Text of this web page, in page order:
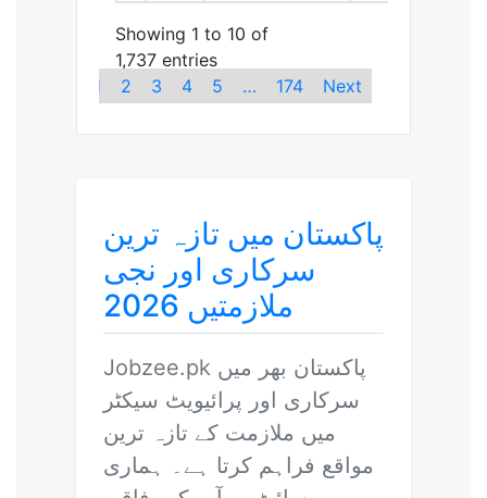
Showing 1 to 10 of
1,737 entries
1 2 3 4 5 … 174 Next
پاکستان میں تازہ ترین
سرکاری اور نجی
ملازمتیں 2026
Jobzee.pk
سرکاری اور پرائیویٹ سیکٹر
میں ملازمت کے تازہ ترین
مواقع فراہم کرتا ہے۔ ہماری